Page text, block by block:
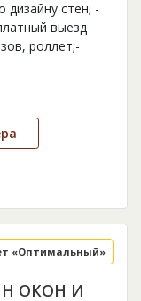
стен; -
выезд
роллет;-
ОКОН И
«Оптимальный»